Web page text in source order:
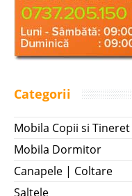
Categorii
Mobila Copii si Tineret
Mobila Dormitor
Canapele | Coltare
Saltele